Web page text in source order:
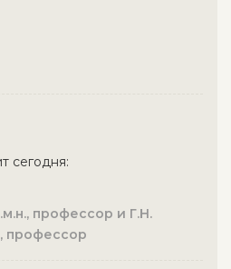
сегодня:
профессор и Г.Н.
профессор